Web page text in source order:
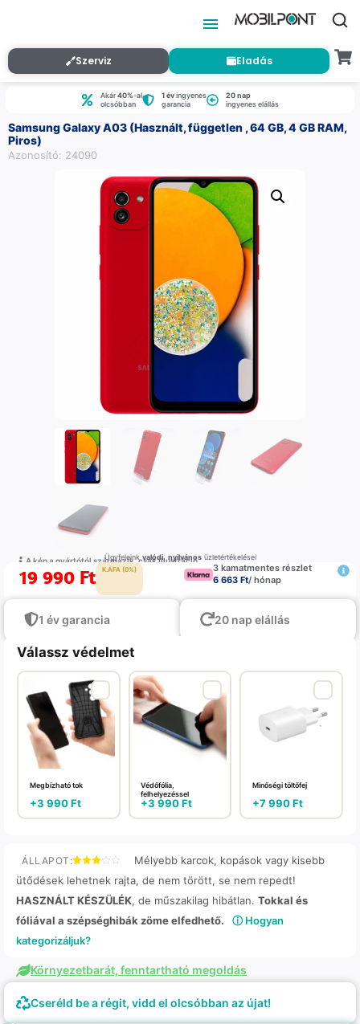
Szerviz Eladás
Akár40%-al
olcsóbban
1 évingyenes
garancia
20 nap
ingyenes elállás
Samsung Galaxy A03 (Használt, független , 64 GB, 4 GB RAM,
Piros)
Azonosító: 24090
A kép a gyártótól származik, csak illustráció
Ügyfeleinkvalódi,nyilvánosüzletértékelései
19 990 Ft K.ÁFA (0%)
3 kamatmentes részlet
6 663 Ft/ hónap
1 év garancia 20 nap elállás
Válassz védelmet
Megbízható tok
+3 990Ft
Védőfólia,
felhelyezéssel
+3 990Ft
Minőségi töltőfej
+7 990Ft
ÁLLAPOT:
Mélyebb karcok, kopások vagy kisebb
ütődések lehetnek rajta, de nem törött, se nem repedt!
HASZNÁLT KÉSZÜLÉK, de műszakilag hibátlan. Tokkal és
fóliával a szépséghibák zöme elfedhető.
ⓘ Hogyan
kategorizáljuk?
Környezetbarát, fenntartható megoldás
Cseréld be a régit, vidd el olcsóbban az újat!